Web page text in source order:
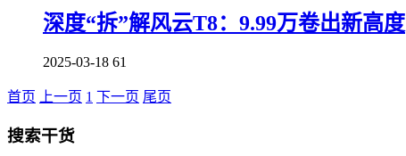
深度“拆”解风云T8：9.99万卷出新高度
2025-03-18 61
首页 上一页 1 下一页 尾页
搜索干货